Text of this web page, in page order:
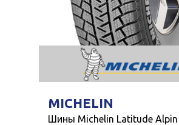
MICHELIN
Шины Michelin Latitude Alpin